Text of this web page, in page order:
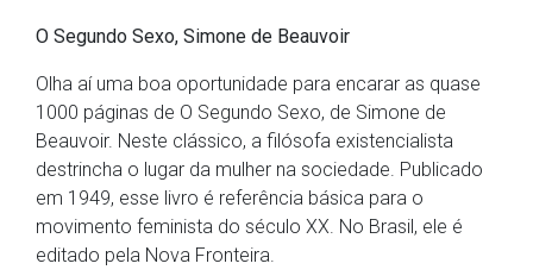
O Segundo Sexo, Simone de Beauvoir
Olha aí uma boa oportunidade para encarar as quase
1000 páginas de O Segundo Sexo, de Simone de
Beauvoir. Neste clássico, a filósofa existencialista
destrincha o lugar da mulher na sociedade. Publicado
em 1949, esse livro é referência básica para o
movimento feminista do século XX. No Brasil, ele é
editado pela Nova Fronteira.